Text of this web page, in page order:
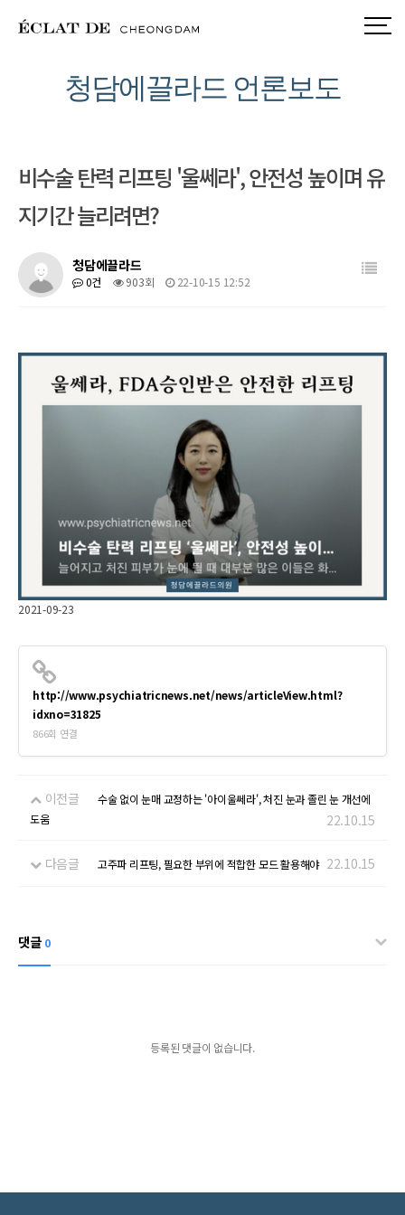
청담에끌라드 언론보도
비수술 탄력 리프팅 '울쎄라', 안전성 높이며 유
지기간 늘리려면?
청담에끌라드
0건 903회 22-10-15 12:52
2021-09-23
http://www.psychiatricnews.net/news/articleView.html?
idxno=31825
866회 연결
이전글
수술 없이 눈매 교정하는 '아이울쎄라', 처진 눈과 졸린 눈 개선에
도움
22.10.15
다음글 고주파 리프팅, 필요한 부위에 적합한 모드 활용해야 22.10.15
댓글 0
등록된 댓글이 없습니다.